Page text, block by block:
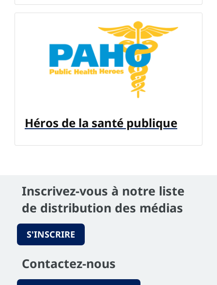
Héros de la santé publique
Inscrivez-vous à notre liste
de distribution des médias
S'INSCRIRE
Contactez-nous